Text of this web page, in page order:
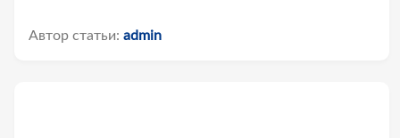
Автор статьи: admin